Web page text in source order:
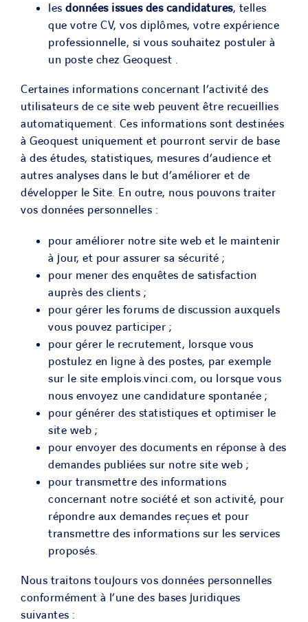
les données issues des candidatures, telles
que votre CV, vos diplômes, votre expérience
professionnelle, si vous souhaitez postuler à
un poste chez Geoquest .
Certaines informations concernant l’activité des
utilisateurs de ce site web peuvent être recueillies
automatiquement. Ces informations sont destinées
à Geoquest uniquement et pourront servir de base
à des études, statistiques, mesures d’audience et
autres analyses dans le but d’améliorer et de
développer le Site. En outre, nous pouvons traiter
vos données personnelles :
pour améliorer notre site web et le maintenir
à jour, et pour assurer sa sécurité ;
pour mener des enquêtes de satisfaction
auprès des clients ;
pour gérer les forums de discussion auxquels
vous pouvez participer ;
pour gérer le recrutement, lorsque vous
postulez en ligne à des postes, par exemple
sur le site emplois.vinci.com, ou lorsque vous
nous envoyez une candidature spontanée ;
pour générer des statistiques et optimiser le
site web ;
pour envoyer des documents en réponse à des
demandes publiées sur notre site web ;
pour transmettre des informations
concernant notre société et son activité, pour
répondre aux demandes reçues et pour
transmettre des informations sur les services
proposés.
Nous traitons toujours vos données personnelles
conformément à l’une des bases juridiques
suivantes :